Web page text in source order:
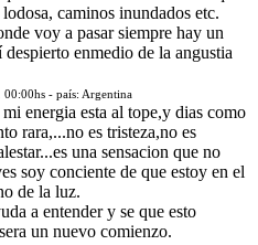
caminos inundados etc.
voy a pasar siempre hay un
enmedio de la angustia
00:00hs - país: Argentina
energia esta al tope,y dias como
rara,...no es tristeza,no es
una sensacion que no
soy conciente de que estoy en el
de la luz.
a entender y se que esto
un nuevo comienzo.